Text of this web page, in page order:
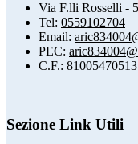
Via F.lli Rosselli -
Tel: 0559102704
Email:
PEC:
C.F.: 81005470513
Sezione Link Utili